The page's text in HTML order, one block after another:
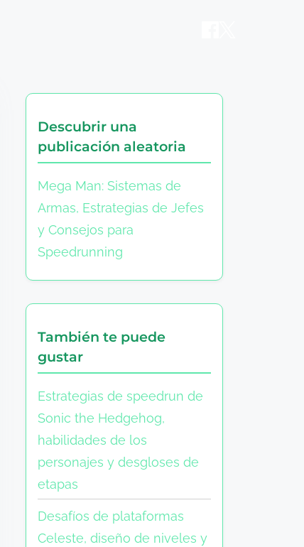
Descubrir una
publicación aleatoria
Mega Man: Sistemas de
Armas, Estrategias de Jefes
y Consejos para
Speedrunning
También te puede
gustar
Estrategias de speedrun de
Sonic the Hedgehog,
habilidades de los
personajes y desgloses de
etapas
Desafíos de plataformas
Celeste, diseño de niveles y